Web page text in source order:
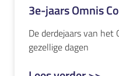
3e-jaars Omnis
De derdejaars van het
gezellige dagen